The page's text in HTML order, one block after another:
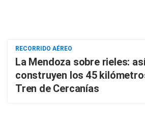
RECORRIDO AÉREO
La Mendoza sobre rieles:
construyen los 45
Tren de Cercanías